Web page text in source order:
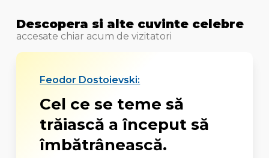
Descopera si alte cuvinte celebre
accesate chiar acum de vizitatori
Feodor Dostoievski:
Cel ce se teme să
trăiască a început să
îmbătrânească.